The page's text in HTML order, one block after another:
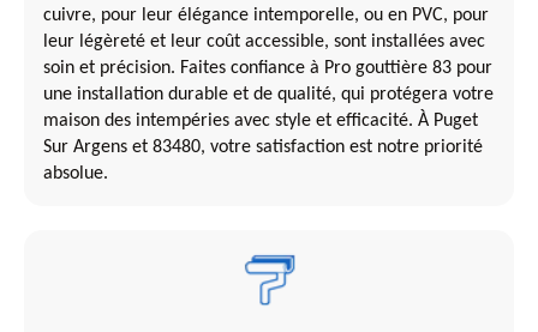
cuivre, pour leur élégance intemporelle, ou en PVC, pour
leur légèreté et leur coût accessible, sont installées avec
soin et précision. Faites confiance à Pro gouttière 83 pour
une installation durable et de qualité, qui protégera votre
maison des intempéries avec style et efficacité. À Puget
Sur Argens et 83480, votre satisfaction est notre priorité
absolue.